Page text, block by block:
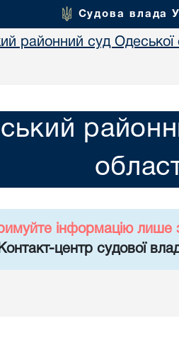
Судова влада
районний суд Одеської
інформацію лише
центр судової